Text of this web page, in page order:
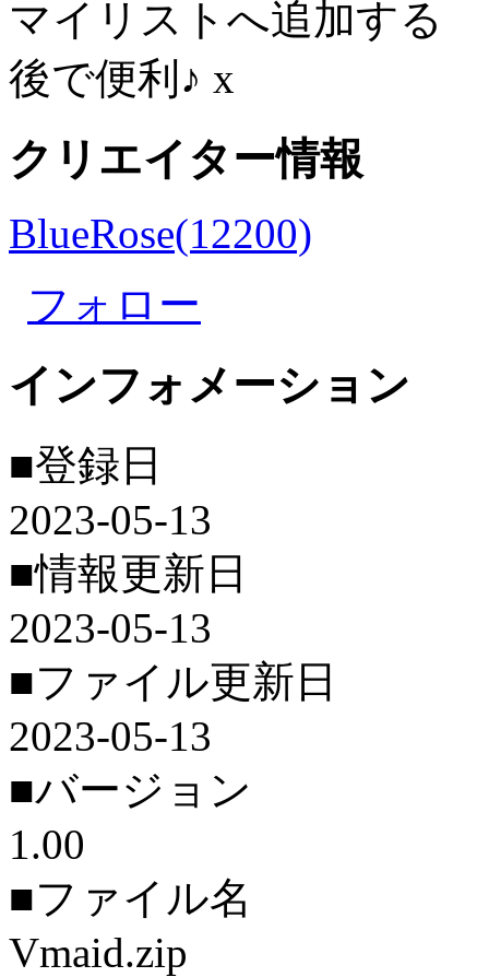
マイリストへ追加する
後で便利♪ x
クリエイター情報
BlueRose(12200)
フォロー
インフォメーション
■登録日
2023-05-13
■情報更新日
2023-05-13
■ファイル更新日
2023-05-13
■バージョン
1.00
■ファイル名
Vmaid.zip